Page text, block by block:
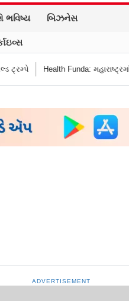
ભવિષ્ય બિઝનેસ
Health Funda: મહારાષ્ટ્રમાં
ADVERTISEMENT